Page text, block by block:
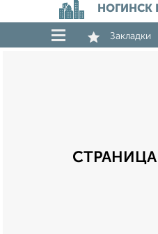
НОГИНСК
Закладки